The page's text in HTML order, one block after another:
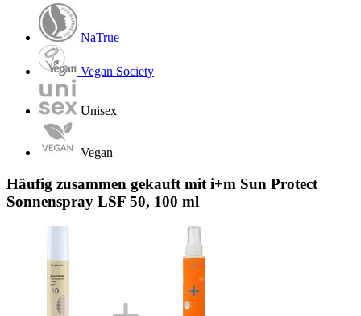
NaTrue
Vegan Society
Unisex
Vegan
Häufig zusammen gekauft mit i+m Sun Protect
Sonnenspray LSF 50, 100 ml